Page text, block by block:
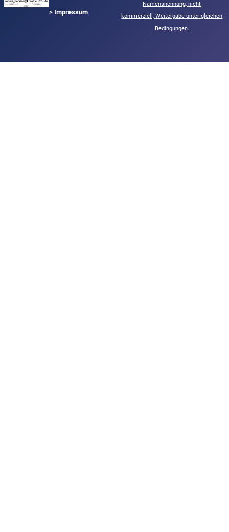
> Impressum
Namensnennung,nicht
kommerziell,Weitergabe unter gleichen
Bedingungen.